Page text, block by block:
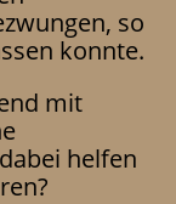
so
konnte.
mit
helfen